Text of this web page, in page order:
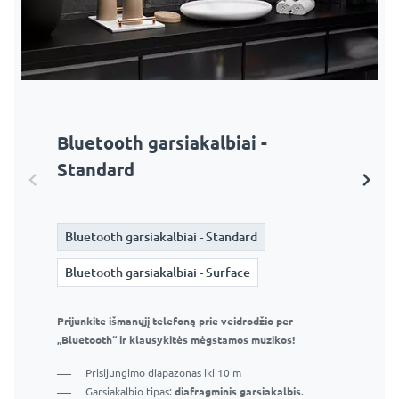
Bluetooth garsiakalbiai -
Standard
Bluetooth garsiakalbiai - Standard
Bluetooth garsiakalbiai - Surface
Prijunkite išmanųjį telefoną prie veidrodžio per
„Bluetooth“ ir klausykitės mėgstamos muzikos!
Prisijungimo diapazonas iki 10 m
Garsiakalbio tipas: diafragminis garsiakalbis.
Bluetooth garsiakalbiai - Surface
Bluetooth garsiakalbiai - Surface
Prisijungimo diapazonas iki 10 m